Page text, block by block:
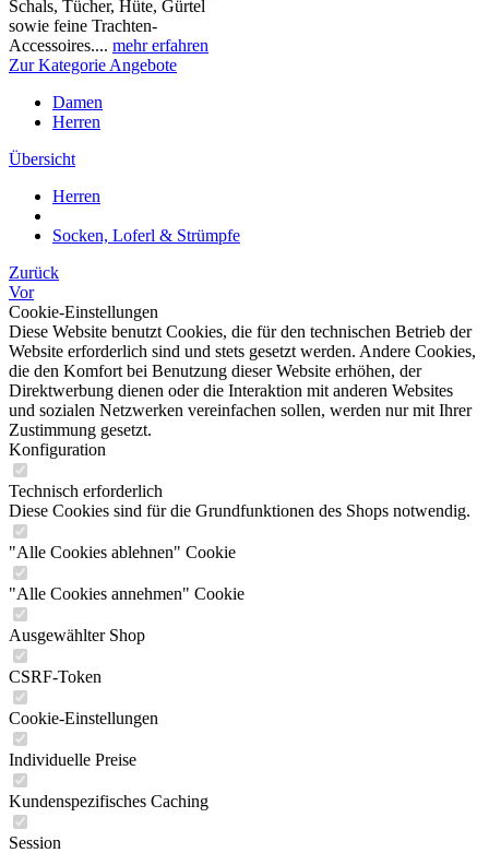
Schals, Tücher, Hüte, Gürtel
sowie feine Trachten-
Accessoires.... mehr erfahren
Zur Kategorie Angebote
Damen
Herren
Übersicht
Herren
Socken, Loferl & Strümpfe
Zurück
Vor
Cookie-Einstellungen
Diese Website benutzt Cookies, die für den technischen Betrieb der
Website erforderlich sind und stets gesetzt werden. Andere Cookies,
die den Komfort bei Benutzung dieser Website erhöhen, der
Direktwerbung dienen oder die Interaktion mit anderen Websites
und sozialen Netzwerken vereinfachen sollen, werden nur mit Ihrer
Zustimmung gesetzt.
Konfiguration
Technisch erforderlich
Diese Cookies sind für die Grundfunktionen des Shops notwendig.
"Alle Cookies ablehnen" Cookie
"Alle Cookies annehmen" Cookie
Ausgewählter Shop
CSRF-Token
Cookie-Einstellungen
Individuelle Preise
Kundenspezifisches Caching
Session